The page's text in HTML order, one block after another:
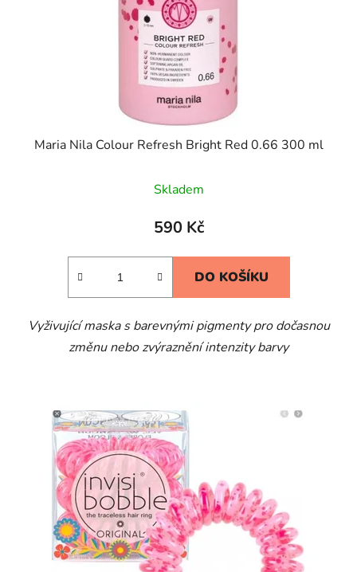
Maria Nila Colour Refresh Bright Red 0.66 300 ml
Skladem
590 Kč
DO KOŠÍKU
Vyživující maska s barevnými pigmenty pro dočasnou
změnu nebo zvýraznění intenzity barvy